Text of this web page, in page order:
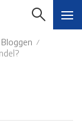
Bloggen /